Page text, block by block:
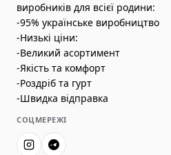
виробників для всієї родини:
-95% українське виробництво
-Низькі ціни:
-Великий асортимент
-Якість та комфорт
-Роздріб та гурт
-Швидка відправка
СОЦМЕРЕЖІ